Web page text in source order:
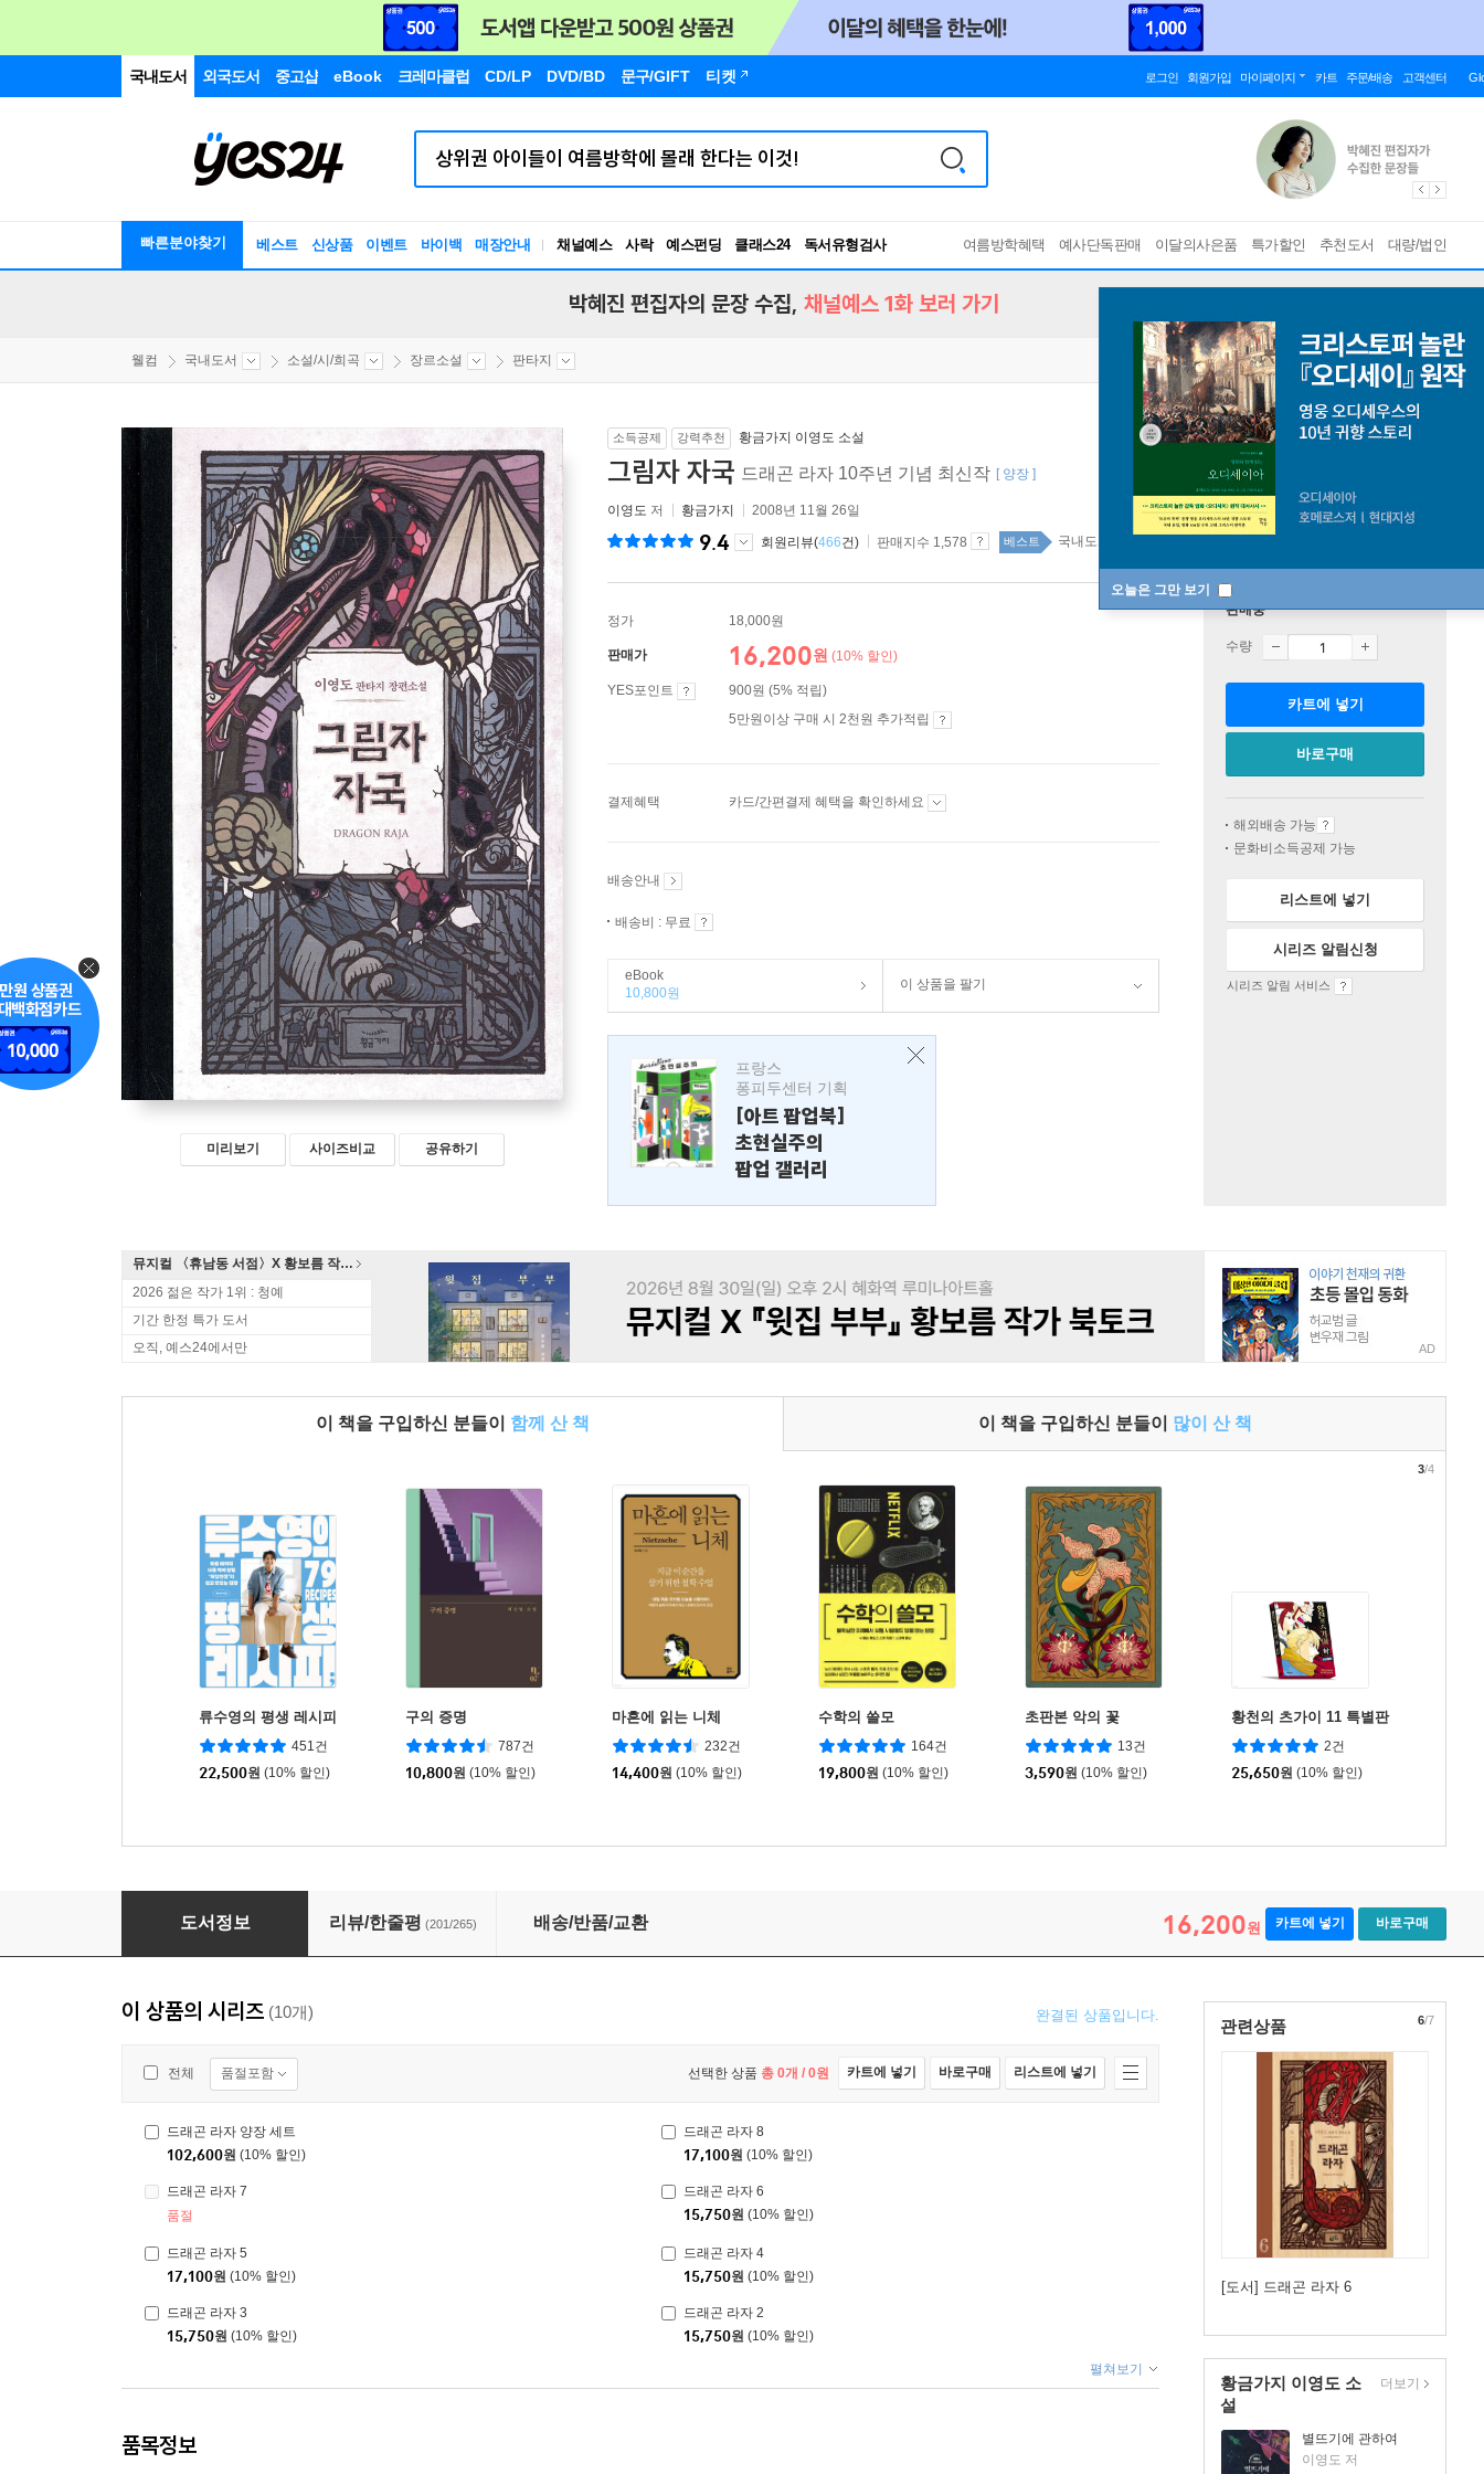
국내도서 외국도서 중고샵 eBook 크레마클럽 CD/LP DVD/BD 문구/GIFT 티켓 로그인 회원가입 마이페이지 카트 주문/배송 고객센터
빠른분야찾기 베스트 신상품 이벤트 바이백 매장안내 채널예스 사락 예스펀딩 클래스24
독서유형검사
RBTI Lab
여름방학혜택 예사단독판매 이달의사은품 특가할인 추천도서 대량/법인
오늘은 그만 보기
박혜진 편집자의 문장 수집, 채널예스 1화 보러 가기
웰컴 국내도서 소설/시/희곡 장르소설 판타지
미리보기 사이즈비교 공유하기
소득공제 강력추천 황금가지 이영도 소설
그림자 자국 드래곤 라자 10주년 기념 최신작 [ 양장 ]
이영도 저 황금가지 2008년 11월 26일
9.4 회원리뷰(466건) 판매지수 1,578 베스트 국내도서 top100 5주
정가 18,000원
판매가 16,200원 (10% 할인)
YES포인트
900원 (5% 적립)
5만원이상 구매 시 2천원 추가적립
결제혜택 카드/간편결제 혜택을 확인하세요
배송안내
배송비 : 무료
eBook
10,800원
이 상품을 팔기
프랑스
퐁피두센터 기획
[아트 팝업북]
초현실주의
팝업 갤러리
판매중
수량
카트에 넣기
바로구매
해외배송 가능
문화비소득공제 가능
리스트에 넣기
시리즈 알림신청
시리즈 알림 서비스
뮤지컬 〈휴남동 서점〉X 황보름 작가 북토크
2026 젊은 작가 1위 : 청예
기간 한정 특가 도서
오직, 예스24에서만
AD
이 책을 구입하신 분들이 함께 산 책 이 책을 구입하신 분들이 많이 산 책
류수영의 평생 레시피
451건
22,500원 (10% 할인)
구의 증명
787건
10,800원 (10% 할인)
마흔에 읽는 니체
232건
14,400원 (10% 할인)
수학의 쓸모
164건
19,800원 (10% 할인)
초판본 악의 꽃
13건
3,590원 (10% 할인)
황천의 츠가이 11 특별판
2건
25,650원 (10% 할인)
3/4
그림자 자국
도서정보 리뷰/한줄평 (201/265) 배송/반품/교환 16,200원 카트에 넣기 바로구매
관련상품
[도서] 드래곤 라자 6
6/7
황금가지 이영도 소
설
별뜨기에 관하여
이영도 저
더보기
이 상품의 시리즈 (10개) 완결된 상품입니다.
전체 품절포함 선택한 상품 총 0개 / 0원 카트에 넣기 바로구매 리스트에 넣기
드래곤 라자 양장 세트
102,600원 (10% 할인)
드래곤 라자 8
17,100원 (10% 할인)
드래곤 라자 7
품절
드래곤 라자 6
15,750원 (10% 할인)
드래곤 라자 5
17,100원 (10% 할인)
드래곤 라자 4
15,750원 (10% 할인)
드래곤 라자 3
15,750원 (10% 할인)
드래곤 라자 2
15,750원 (10% 할인)
펼쳐보기
품목정보